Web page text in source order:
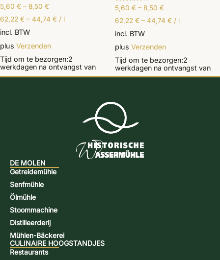
5,60 € – 8,50 €
62,22 € – 44,74 € / l
incl. BTW
plus Verzenden
Tijd om te bezorgen:2
werkdagen na ontvangst van
Gewaardeerd
4.00
uit 5
5,60 € – 8,50 €
62,22 € – 44,74 € / l
incl. BTW
plus Verzenden
Tijd om te bezorgen:2
werkdagen na ontvangst van
DE MOLEN
Getreidemühle
Senfmühle
Ölmühle
Stoommachine
Distilleerderij
Mühlen-Bäckerei
CULINAIRE HOOGSTANDJES
Restaurants